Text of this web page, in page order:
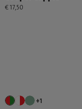
€ 17,50
+1